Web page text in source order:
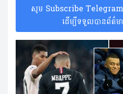
សូម Subscribe
ដើម្បីទទួលបានព័ត៌